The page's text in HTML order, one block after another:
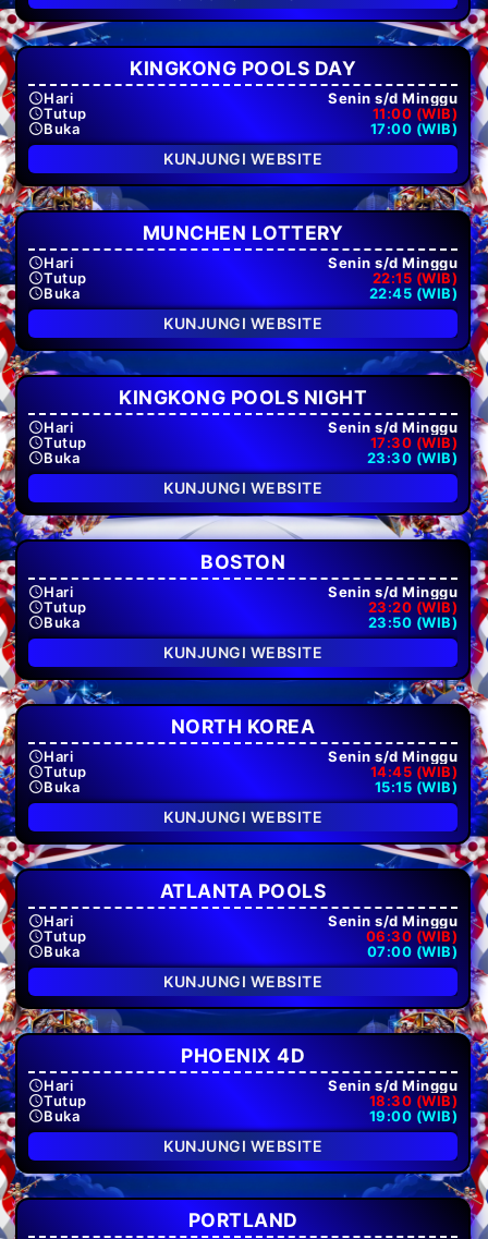
KINGKONG POOLS DAY
Hari
Senin s/d Minggu
Tutup
11:00 (WIB)
Buka
17:00 (WIB)
KUNJUNGI WEBSITE
MUNCHEN LOTTERY
Hari
Senin s/d Minggu
Tutup
22:15 (WIB)
Buka
22:45 (WIB)
KUNJUNGI WEBSITE
KINGKONG POOLS NIGHT
Hari
Senin s/d Minggu
Tutup
17:30 (WIB)
Buka
23:30 (WIB)
KUNJUNGI WEBSITE
BOSTON
Hari
Senin s/d Minggu
Tutup
23:20 (WIB)
Buka
23:50 (WIB)
KUNJUNGI WEBSITE
NORTH KOREA
Hari
Senin s/d Minggu
Tutup
14:45 (WIB)
Buka
15:15 (WIB)
KUNJUNGI WEBSITE
ATLANTA POOLS
Hari
Senin s/d Minggu
Tutup
06:30 (WIB)
Buka
07:00 (WIB)
KUNJUNGI WEBSITE
PHOENIX 4D
Hari
Senin s/d Minggu
Tutup
18:30 (WIB)
Buka
19:00 (WIB)
KUNJUNGI WEBSITE
PORTLAND